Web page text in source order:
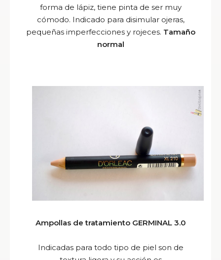
forma de lápiz, tiene pinta de ser muy
cómodo. Indicado para disimular ojeras,
pequeñas imperfecciones y rojeces. Tamaño
normal
Ampollas de tratamiento GERMINAL 3.0
Indicadaspara todo tipo de piel son de